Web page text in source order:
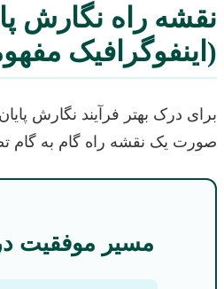
نقشه راه نگارش
(اینفوگرافیک
برای درک بهتر فرآیند نگارش
صورت یک نقشه راه گام به گام
مسیر موفقیت در